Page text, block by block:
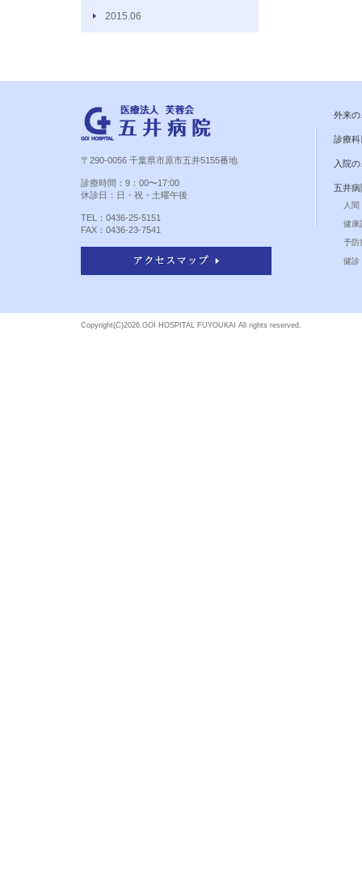
2015.06
〒290-0056 千葉県市原市五井5155番地
診療時間：9：00〜17:00
休診日：日・祝・土曜午後
TEL：0436-25-5151
FAX：0436-23-7541
外来
診療
入院
五井
人
健康
予防
健診
Copyright(C)2026.GOI HOSPITAL FUYOUKAI All rights reserved.